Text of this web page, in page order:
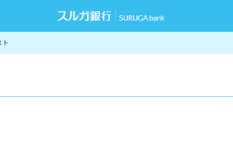
ト